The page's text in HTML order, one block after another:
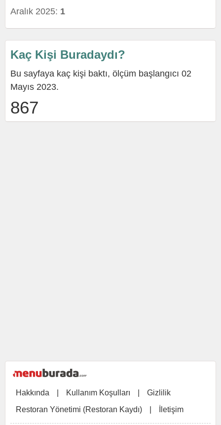
Aralık 2025: 1
Kaç Kişi Buradaydı?
Bu sayfaya kaç kişi baktı, ölçüm başlangıcı 02
Mayıs 2023.
867
Hakkında Kullanım Koşulları
Gizlilik
Restoran Yönetimi (Restoran Kaydı)
İletişim